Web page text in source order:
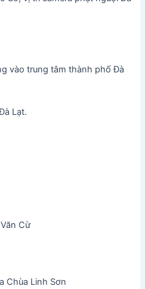
vào trung tâm thành phố Đà
Lạt.
Cừ
Chùa Linh Sơn